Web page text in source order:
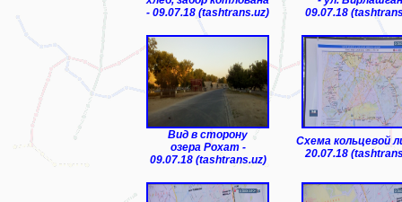
- 09.07.18 (tashtrans.uz)
09.07.18
Вид в сторону
озера Рохат -
09.07.18 (tashtrans.uz)
Схема кольцевой
20.07.18